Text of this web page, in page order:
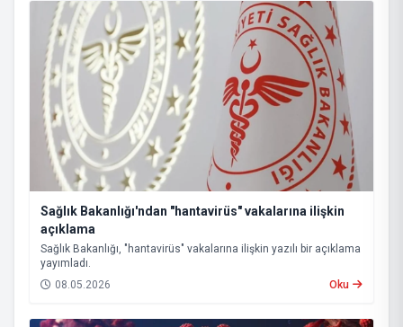
Sağlık Bakanlığı'ndan "hantavirüs" vakalarına ilişkin
açıklama
Sağlık Bakanlığı, "hantavirüs" vakalarına ilişkin yazılı bir açıklama
yayımladı.
08.05.2026
Oku